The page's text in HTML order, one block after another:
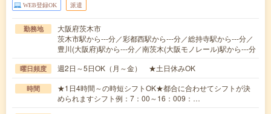
WEB登録OK 派遣
勤務地
大阪府茨木市
茨木市駅から---分／彩都西駅から---分／総持寺駅から---分／
豊川(大阪府)駅から---分／南茨木(大阪モノレール)駅から---分
曜日頻度 週2日～5日OK（月～金） ★土日休みOK
時間
★1日4時間～の時短シフトOK★都合に合わせてシフトが決
められますシフト例：7：00～16：009：…